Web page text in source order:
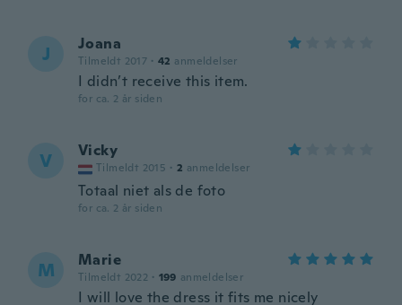
J Joana
Tilmeldt 2017 · 42 anmeldelser
I didn’t receive this item.
for ca. 2 år siden
V Vicky
Tilmeldt 2015 · 2 anmeldelser
Totaal niet als de foto
for ca. 2 år siden
M Marie
Tilmeldt 2022 · 199 anmeldelser
I will love the dress it fits me nicely